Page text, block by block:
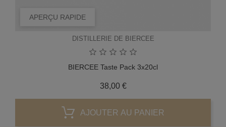
APERÇU RAPIDE
DISTILLERIE DE BIERCEE
BIERCEE Taste Pack 3x20cl
38,00 €Prix
AJOUTER AU PANIER